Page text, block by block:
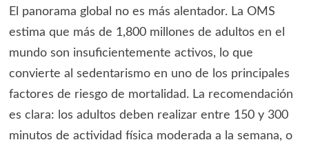
El panorama global no es más alentador. La OMS
estima que más de 1,800 millones de adultos en el
mundo son insuficientemente activos, lo que
convierte al sedentarismo en uno de los principales
factores de riesgo de mortalidad. La recomendación
es clara: los adultos deben realizar entre 150 y 300
minutos de actividad física moderada a la semana, o